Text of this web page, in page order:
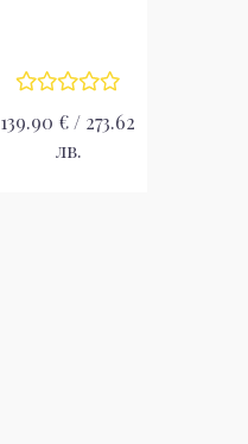
139.90 € / 273.62
лв.